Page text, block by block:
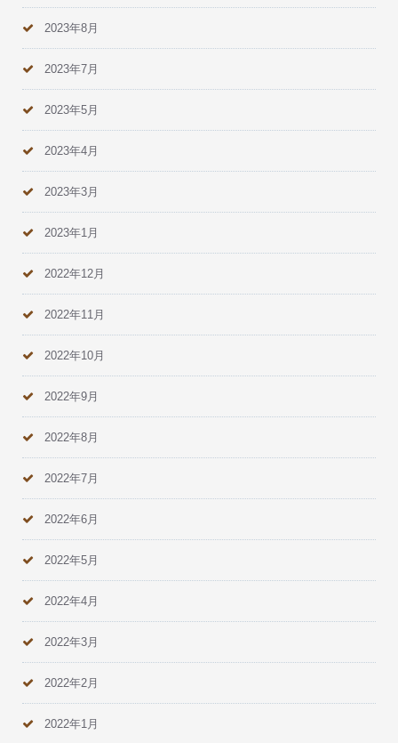
2023年8月
2023年7月
2023年5月
2023年4月
2023年3月
2023年1月
2022年12月
2022年11月
2022年10月
2022年9月
2022年8月
2022年7月
2022年6月
2022年5月
2022年4月
2022年3月
2022年2月
2022年1月